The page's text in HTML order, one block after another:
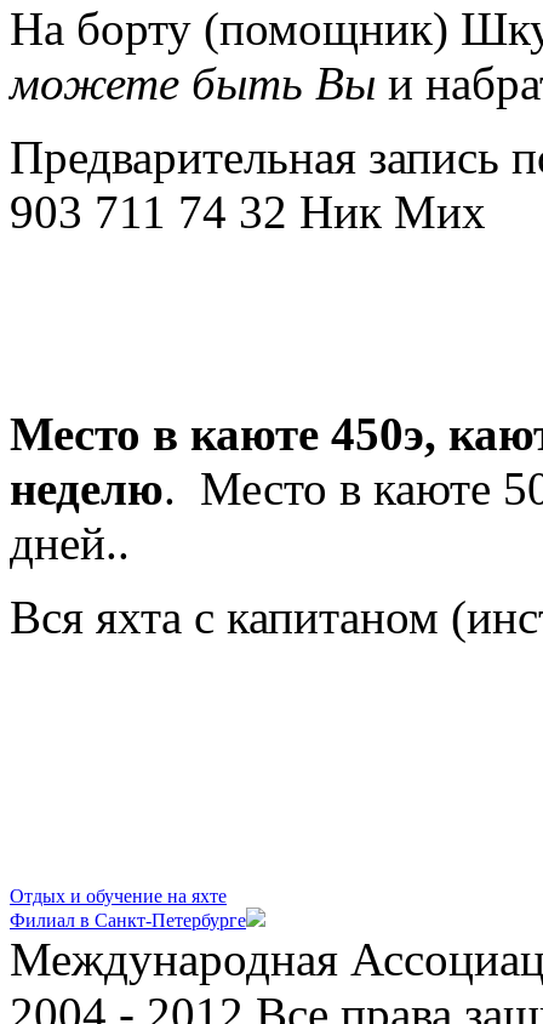
На борту (помощник)
можете быть Вы и
Предварительная
903 711 74 32 Ник Мих
Место в каюте 450э,
неделю. Место в каюте
дней..
Вся яхта с капитаном
Отдых и обучение на яхте
Филиал в Санкт-Петербургe
Международная